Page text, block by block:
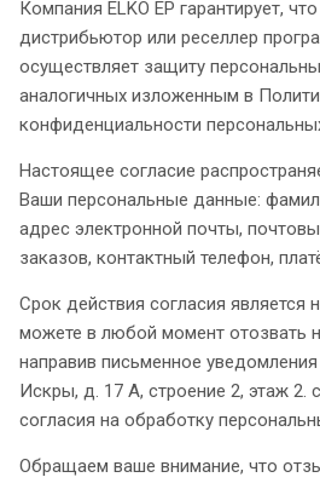
Компания ELKO EP гарантирует,
дистрибьютор или реселлер
осуществляет защиту
аналогичных изложенным в
конфиденциальности
Настоящее согласие
Ваши персональные данные:
адрес электронной почты,
заказов, контактный телефон,
Срок действия согласия является
можете в любой момент отозвать
направив письменное
Искры, д. 17 А, строение 2, этаж 2.
согласия на обработку
Обращаем ваше внимание, что